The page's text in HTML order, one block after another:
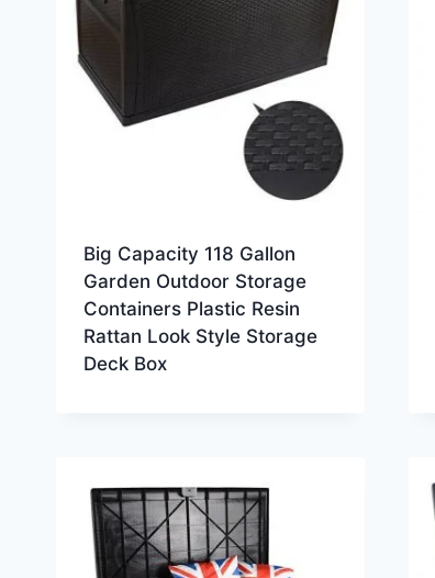
Big Capacity 118 Gallon
Garden Outdoor Storage
Containers Plastic Resin
Rattan Look Style Storage
Deck Box